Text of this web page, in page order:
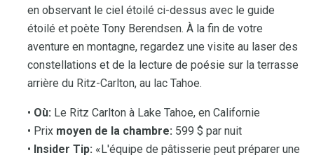
en observant le ciel étoilé ci-dessus avec le guide
étoilé et poète Tony Berendsen. À la fin de votre
aventure en montagne, regardez une visite au laser des
constellations et de la lecture de poésie sur la terrasse
arrière du Ritz-Carlton, au lac Tahoe.
• Où: Le Ritz Carlton à Lake Tahoe, en Californie
• Prix moyen de la chambre: 599 $ par nuit
• Insider Tip: «L'équipe de pâtisserie peut préparer une